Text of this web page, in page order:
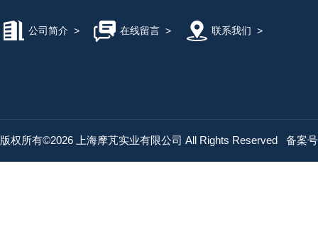
公司简介 > 在线留言> 联系我们 >
版权所有©2026 上海摩芃实业有限公司 All Rights Reserved 备案